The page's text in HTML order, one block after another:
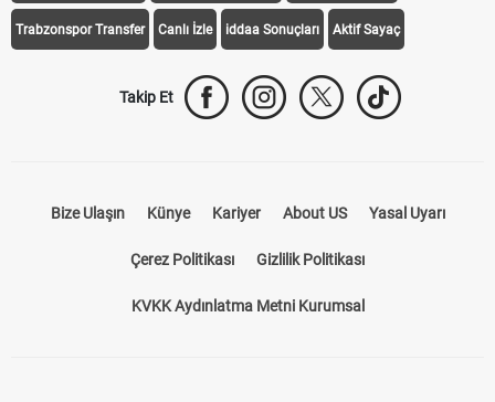
Trabzonspor Transfer Canlı İzle iddaa Sonuçları Aktif Sayaç
Takip Et
Bize Ulaşın Künye Kariyer About US Yasal Uyarı
Çerez Politikası Gizlilik Politikası
KVKK Aydınlatma Metni Kurumsal